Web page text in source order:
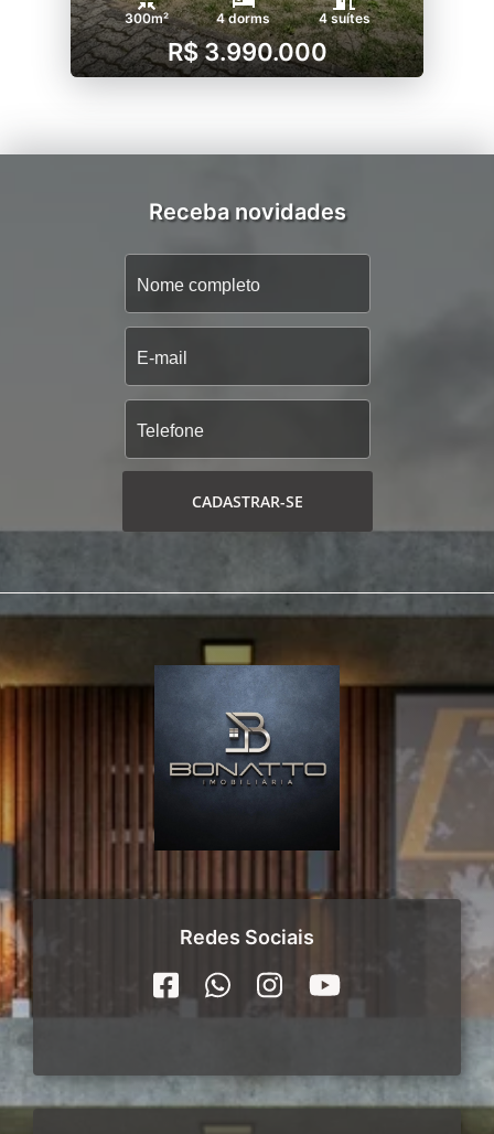
300m² 4 dorms 4 suítes
R$ 3.990.000
Receba novidades
CADASTRAR-SE
Redes Sociais